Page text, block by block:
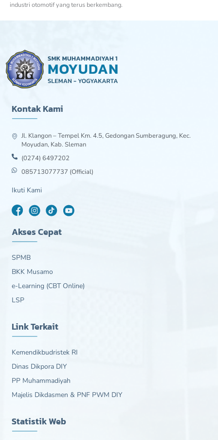
industri otomotif yang terus berkembang.
Kontak Kami
Jl. Klangon – Tempel Km. 4.5, Gedongan Sumberagung, Kec.
Moyudan, Kab. Sleman
(0274) 6497202
085713077737 (Official)
Ikuti Kami
Akses Cepat
SPMB
BKK Musamo
e-Learning (CBT Online)
LSP
Link Terkait
Kemendikbudristek RI
Dinas Dikpora DIY
PP Muhammadiyah
Majelis Dikdasmen & PNF PWM DIY
Statistik Web